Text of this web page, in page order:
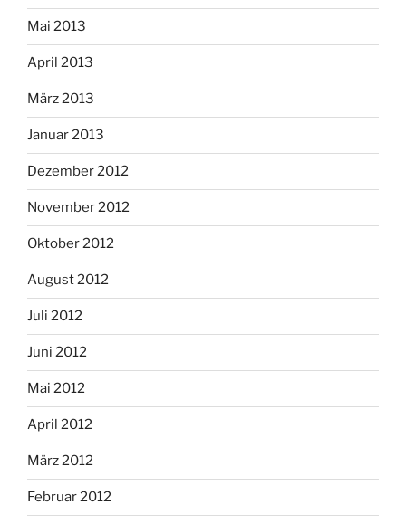
Mai 2013
April 2013
März 2013
Januar 2013
Dezember 2012
November 2012
Oktober 2012
August 2012
Juli 2012
Juni 2012
Mai 2012
April 2012
März 2012
Februar 2012